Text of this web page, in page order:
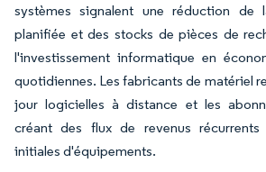
systèmes signalent une réduction de
planifiée et des stocks de pièces de
l'investissement informatique en
quotidiennes. Les fabricants de matériel
jour logicielles à distance et les
créant des flux de revenus récurrents
initiales d'équipements.